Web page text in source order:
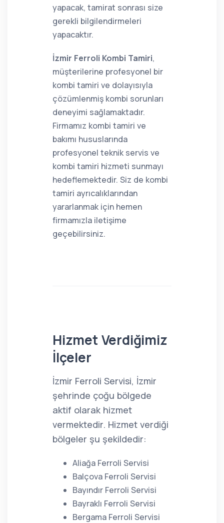
yapacak, tamirat sonrası size
gerekli bilgilendirmeleri
yapacaktır.
İzmir Ferroli Kombi Tamiri,
müşterilerine profesyonel bir
kombi tamiri ve dolayısıyla
çözümlenmiş kombi sorunları
deneyimi sağlamaktadır.
Firmamız kombi tamiri ve
bakımı hususlarında
profesyonel teknik servis ve
kombi tamiri hizmeti sunmayı
hedeflemektedir. Siz de kombi
tamiri ayrıcalıklarından
yararlanmak için hemen
firmamızla iletişime
geçebilirsiniz.
Hizmet Verdiğimiz
İlçeler
İzmir Ferroli Servisi, İzmir
şehrinde çoğu bölgede
aktif olarak hizmet
vermektedir. Hizmet verdiği
bölgeler şu şekildedir:
Aliağa Ferroli Servisi
Balçova Ferroli Servisi
Bayındır Ferroli Servisi
Bayraklı Ferroli Servisi
Bergama Ferroli Servisi